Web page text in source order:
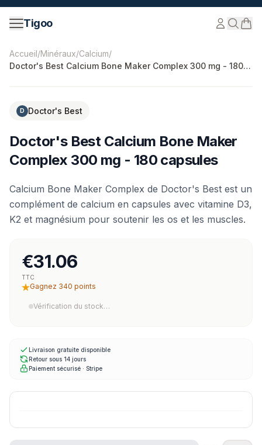
Passer au contenu
Tigoo
©2026Nutri Nordic AB.
Accueil/Minéraux/Calcium/
Doctor's Best Calcium Bone Maker Complex 300 mg - 180
D Doctor's Best
Doctor's Best Calcium Bone Maker
Complex 300 mg - 180 capsules
Calcium Bone Maker Complex de Doctor's Best est un
complément de calcium en capsules avec vitamine D3,
K2 et magnésium pour soutenir les os et les muscles.
€31.06
TTC
Gagnez 340 points
Vérification du stock…
Livraison gratuite disponible
Retour sous 14 jours
Paiement sécurisé · Stripe